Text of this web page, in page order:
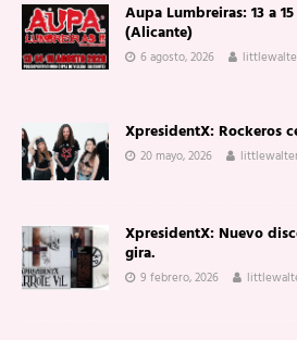
Aupa Lumbreiras: 13 a
(Alicante)
6 agosto, 2026
XpresidentX: Rockeros
20 mayo, 2026
XpresidentX: Nuevo
gira.
9 febrero, 2026